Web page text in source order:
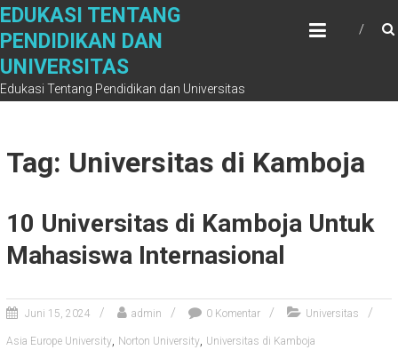
Skip
content
EDUKASI TENTANG
PENDIDIKAN DAN
UNIVERSITAS
Edukasi Tentang Pendidikan dan Universitas
Tag: Universitas di Kamboja
10 Universitas di Kamboja Untuk
Mahasiswa Internasional
Juni 15, 2024 admin 0 Komentar Universitas
Asia Europe University, Norton University, Universitas di Kamboja